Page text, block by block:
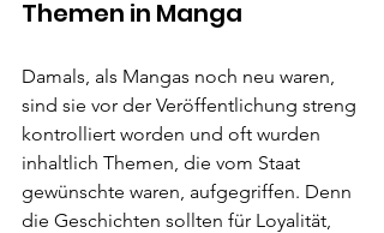
Themen in Manga
Damals, als Mangas noch neu waren,
sind sie vor der Veröffentlichung streng
kontrolliert worden und oft wurden
inhaltlich Themen, die vom Staat
gewünschte waren, aufgegriffen. Denn
die Geschichten sollten für Loyalität,